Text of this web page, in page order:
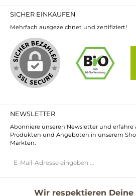
SICHER EINKAUFEN
Mehrfach ausgezeichnet und zertifiziert!
NEWSLETTER
Abonniere unseren Newsletter und erfahre
Produkten und Angeboten in unserem
Märkten.
Mail-
Wir respektieren